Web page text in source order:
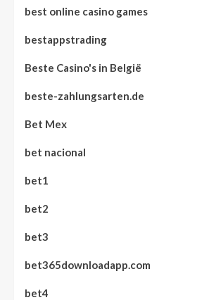
best online casino games
bestappstrading
Beste Casino's in België
beste-zahlungsarten.de
Bet Mex
bet nacional
bet1
bet2
bet3
bet365downloadapp.com
bet4